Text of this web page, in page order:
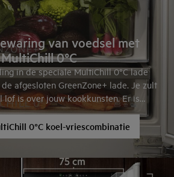
van voedsel met
MultiChill 0°C
in de speciale MultiChill 0°C lade
afgesloten GreenZone+ lade. Je zult
lof is over jouw kookkunsten. Er is
de mooiste gerechten te bereiden.
0°C koel-vriescombinatie